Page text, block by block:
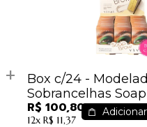
Box c/24 -
Sobrancelhas
Vivai - 2057.1.1 /
R$ 100,80
12x R$ 11,37